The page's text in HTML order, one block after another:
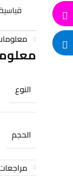
النوع
الحجم
مراجعات